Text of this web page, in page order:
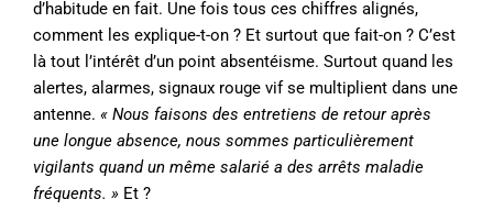
d’habitude en fait. Une fois tous ces chiffres alignés,
comment les explique-t-on ? Et surtout que fait-on ? C’est
là tout l’intérêt d’un point absentéisme. Surtout quand les
alertes, alarmes, signaux rouge vif se multiplient dans une
antenne. « Nous faisons des entretiens de retour après
une longue absence, nous sommes particulièrement
vigilants quand un même salarié a des arrêts maladie
fréquents. » Et ?